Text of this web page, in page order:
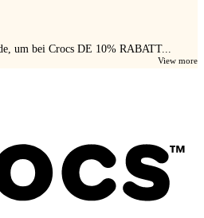
um bei Crocs DE 10% RABATT...
View more